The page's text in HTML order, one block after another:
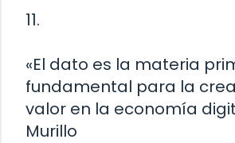
11.
«El dato es la materia
fundamental para la
valor en la economía
Murillo